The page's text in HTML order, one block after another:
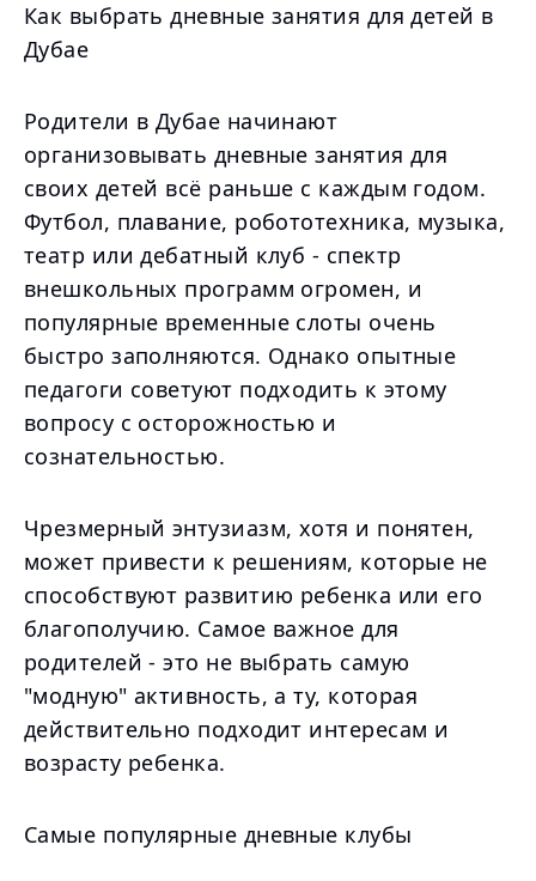
Как выбрать дневные занятия для детей в
Дубае
Родители в Дубае начинают
организовывать дневные занятия для
своих детей всё раньше с каждым годом.
Футбол, плавание, робототехника, музыка,
театр или дебатный клуб - спектр
внешкольных программ огромен, и
популярные временные слоты очень
быстро заполняются. Однако опытные
педагоги советуют подходить к этому
вопросу с осторожностью и
сознательностью.
Чрезмерный энтузиазм, хотя и понятен,
может привести к решениям, которые не
способствуют развитию ребенка или его
благополучию. Самое важное для
родителей - это не выбрать самую
"модную" активность, а ту, которая
действительно подходит интересам и
возрасту ребенка.
Самые популярные дневные клубы